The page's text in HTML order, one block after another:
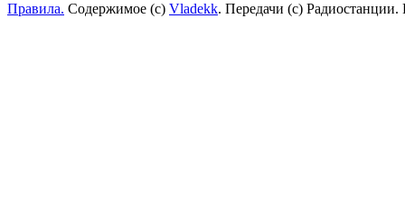
Правила. Содержимое (с) Vladekk. Передачи (с)